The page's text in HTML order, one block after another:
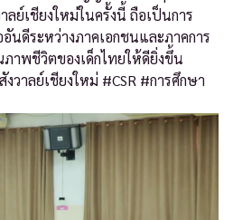
ลย์เชียงใหม่ในครั้งนี้ ถือเป็นการ
นดีระหว่างภาคเอกชนและภาคการ
พชีวิตของเด็กไทยให้ดียิ่งขึ้น
งวาลย์เชียงใหม่ #CSR #การศึกษา